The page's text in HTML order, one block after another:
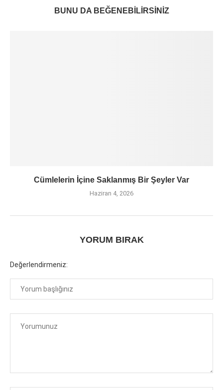
BUNU DA BEĞENEBILIRSINIZ
Cümlelerin İçine Saklanmış Bir Şeyler Var
Haziran 4, 2026
YORUM BIRAK
Değerlendirmeniz: